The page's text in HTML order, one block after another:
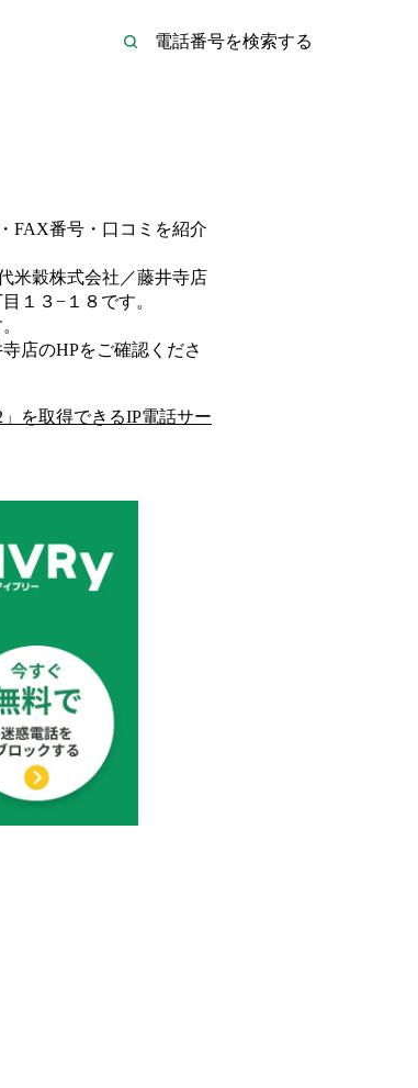
FAX番号・口コミを紹介
米穀株式会社／藤井寺店
１３−１８ です。
寺店のHPをご確認くださ
」を取得できるIP電話サー